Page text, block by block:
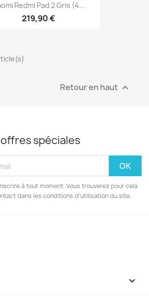
Redmi Pad 2 Gris (4...
219,90 €
Retour en haut 
spéciales
à tout moment. Vous trouverez pour cela
dans les conditions d'utilisation du site.
